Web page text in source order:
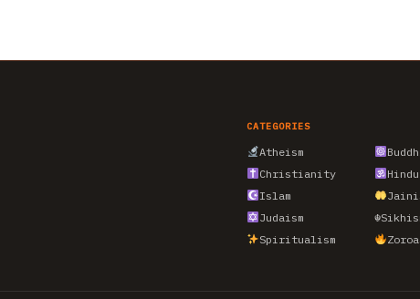
CATEGORIES
Atheism
Christianity
Islam
Judaism
☬
Spiritualism